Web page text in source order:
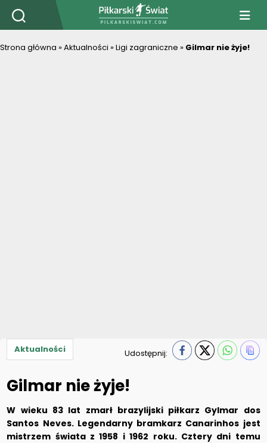
PiłkarskiSwiat.com
Strona główna »Aktualności »Ligi zagraniczne » Gilmar nie żyje!
Aktualności Udostępnij:
Gilmar nie żyje!
W wieku 83 lat zmarł brazylijski piłkarz Gylmar dos
Santos Neves. Legendarny bramkarz Canarinhos jest
mistrzem świata z 1958 i 1962 roku. Cztery dni temu